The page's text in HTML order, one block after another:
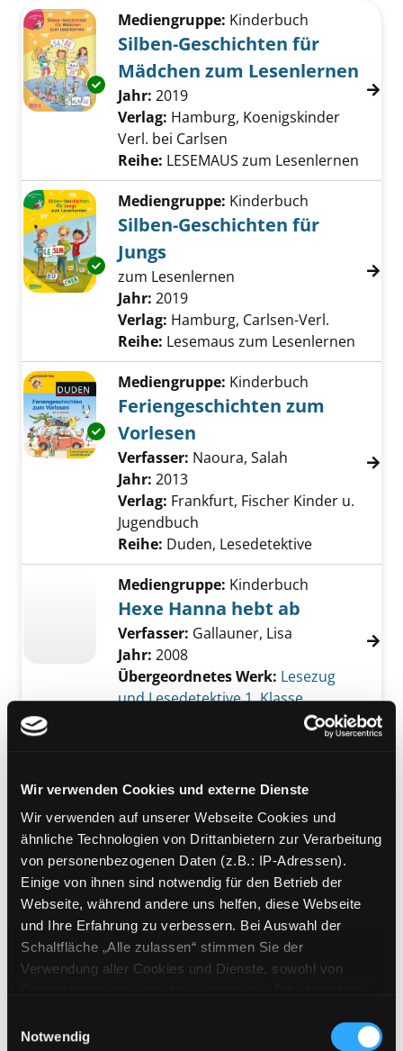
Wir verwenden Cookies und externe Dienste
Wir verwenden auf unserer Webseite Cookies und
ähnliche Technologien von Drittanbietern zur Verarbeitung
von personenbezogenen Daten (z.B.: IP-Adressen).
Einige von ihnen sind notwendig für den Betrieb der
Webseite, während andere uns helfen, diese Webseite
und Ihre Erfahrung zu verbessern. Bei Auswahl der
Schaltfläche „Alle zulassen“ stimmen Sie der
Verwendung aller Cookies und Dienste, sowohl von
Cookies von Drittanbietern, eine Verarbeitung in
Notwendig
Zu den Suchfiltern springen
Exemplar-Details von Silben-Geschichten
Mediengruppe: Kinderbuch
Silben-Geschichten für
Mädchen zum Lesenlernen
Suche nach diesem Verfasser
Jahr: 2019
Verlag: Hamburg, Koenigskinder
Verl. bei Carlsen
Reihe: LESEMAUS zum Lesenlernen
Exemplar-Details von Silben-Geschichten für
Mediengruppe: Kinderbuch
Silben-Geschichten für
Jungs
zum Lesenlernen
Suche nach diesem Verfasser
Jahr: 2019
Verlag: Hamburg, Carlsen-Verl.
Reihe: Lesemaus zum Lesenlernen
Exemplar-Details von Feriengeschichten
Mediengruppe: Kinderbuch
Feriengeschichten zum
Vorlesen
Verfasser: Naoura, Salah Suche nach
Jahr: 2013
Verlag: Frankfurt, Fischer Kinder u.
Jugendbuch
Reihe: Duden, Lesedetektive
Mediengruppe: Kinderbuch
Hexe Hanna hebt ab
Verfasser: Gallauner, Lisa
Jahr: 2008
Übergeordnetes Werk: Lesezug
und Lesedetektive 1. Klasse
Verfasser:Gallauner, Lisa
Jahr:
Übergeordnetes Werk:
Lesezug
und Lesedetektive 1. Klasse
Exemplar-Details von Mein großes
Mediengruppe:Kinderbuch
Mein großes
Geschichtenbuch zum
ersten Lesen